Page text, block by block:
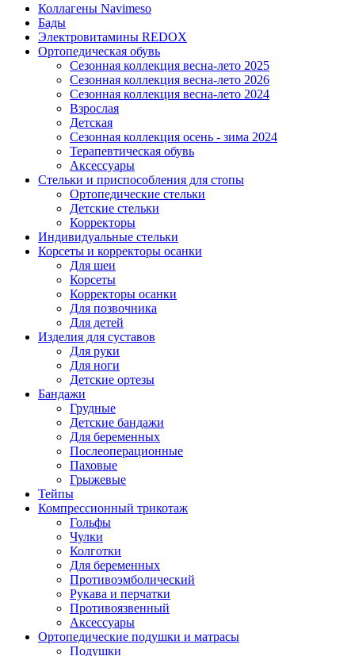
Коллагены Navimeso
Бады
Электровитамины REDOX
Ортопедическая обувь
Сезонная коллекция весна-лето 2025
Сезонная коллекция весна-лето 2026
Сезонная коллекция весна-лето 2024
Взрослая
Детская
Сезонная коллекция осень - зима 2024
Терапевтическая обувь
Аксессуары
Стельки и приспособления для стопы
Ортопедические стельки
Детские стельки
Корректоры
Индивидуальные стельки
Корсеты и корректоры осанки
Для шеи
Корсеты
Корректоры осанки
Для позвочника
Для детей
Изделия для суставов
Для руки
Для ноги
Детские ортезы
Бандажи
Грудные
Детские бандажи
Для беременных
Послеоперационные
Паховые
Грыжевые
Тейпы
Компрессионный трикотаж
Гольфы
Чулки
Колготки
Для беременных
Противоэмболический
Рукава и перчатки
Противоязвенный
Аксессуары
Ортопедические подушки и матрасы
Подушки